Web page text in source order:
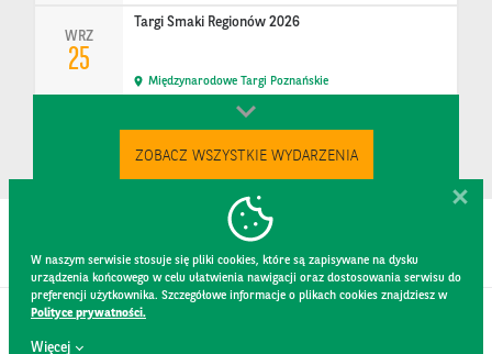
WRZ
25
Targi Smaki Regionów 2026
Międzynarodowe Targi Poznańskie
ZOBACZ WSZYSTKIE WYDARZENIA
W naszym serwisie stosuje się pliki cookies, które są zapisywane na dysku
urządzenia końcowego w celu ułatwienia nawigacji oraz dostosowania serwisu do
preferencji użytkownika. Szczegółowe informacje o plikach cookies znajdziesz w
Polityce prywatności.
Więcej
KONTAKT
REGULAMIN STRONY